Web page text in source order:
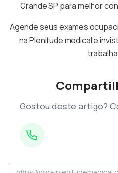
Grande SP para melhor
Agende seus exames
na Plenitude medical e
Gostou deste artigo?